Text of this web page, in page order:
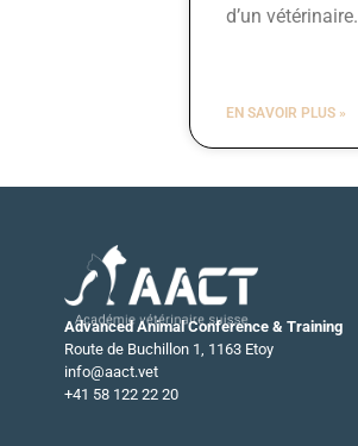
d’un vétérinaire.
EN SAVOIR PLUS »
Advanced Animal Conference & Training
Route de Buchillon 1, 1163 Etoy
info@aact.vet
+41 58 122 22 20